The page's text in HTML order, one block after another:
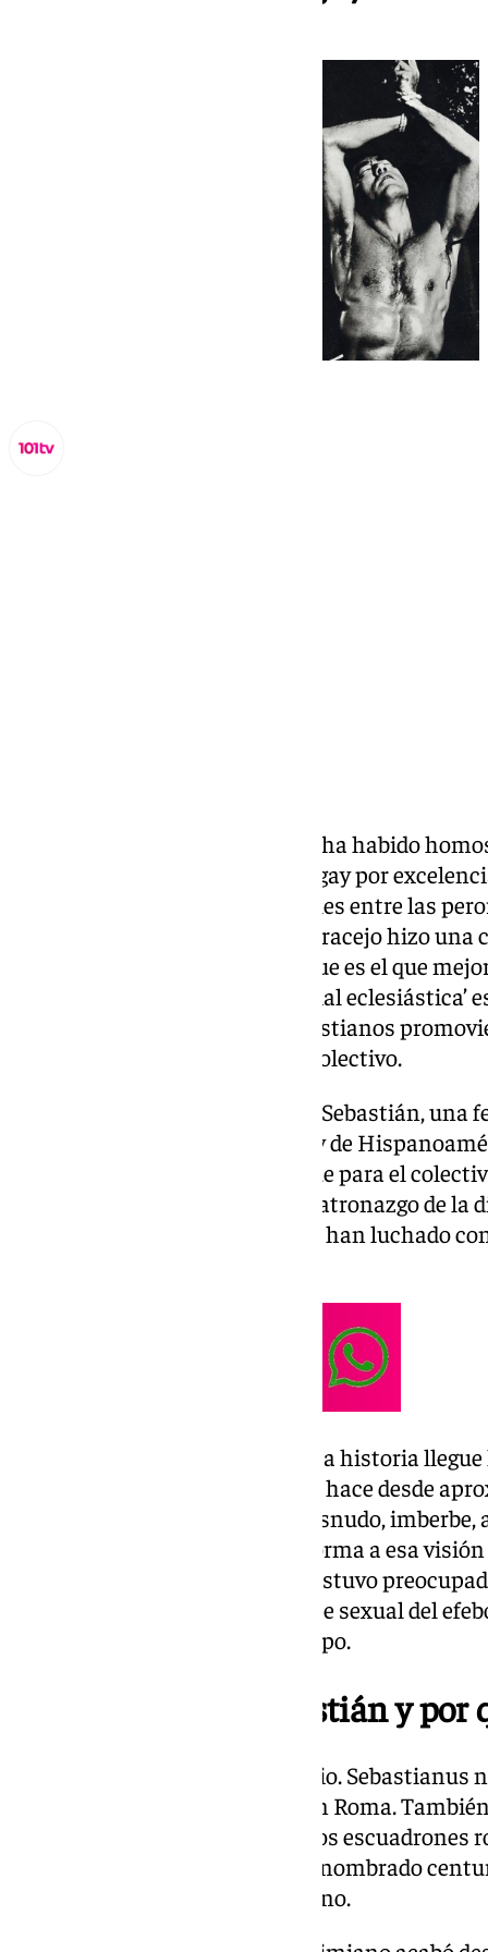
Hay gays en el mundo, siempre ha habido
es el icono gay por
más recurrentes en redes sociales entre las
Losantos, que con su habitual gracejo hizo
sobre este mártir de la Iglesia que es el que
LGTBIQ+. Aunque su ‘labor oficial
y las epidemias, en 2011 gais cristianos
lo nombrara patrón oficial del colectivo.
Este 20 de enero se celebra San Sebastián,
diferentes rincones de España y de
Pero, muy poco gente conoce que para el
este mártir ejerce también su patronazgo de la
aquellas personas que luchan o han luchado
Su iconografía ha hecho que esta historia
representación pictórica que se hace desde
martirio con un joven casi al desnudo,
atadas a la espalda fue dando forma a esa
bien, en un principio la Iglesia estuvo
que acudían a ver el componente sexual del
cambiando con el paso del tiempo.
¿Quién fue San Sebastián y
Hay que empezar por el principio. Sebastianus
murió a los 32 años, en el 258, en Roma.
Milán, ejerció como militar de los escuadrones
castrense la suya, de hecho fue nombrado
mandatarios del Imperio Romano.